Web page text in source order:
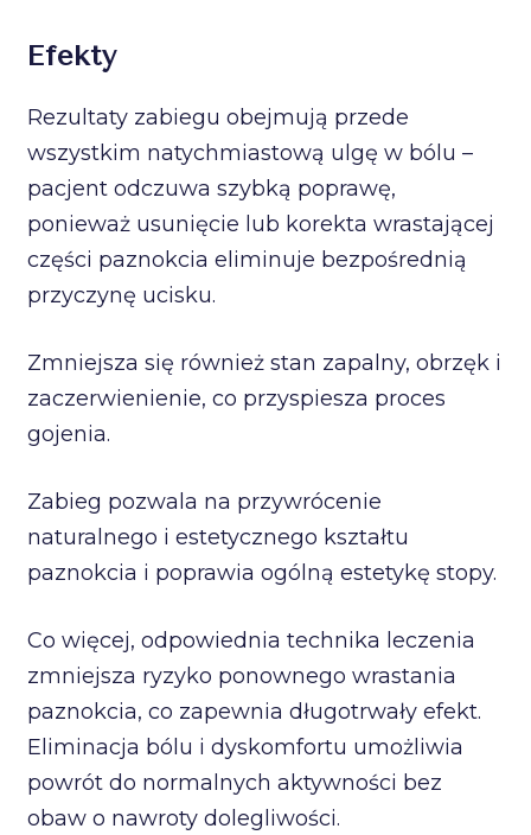
Efekty
Rezultaty zabiegu obejmują przede
wszystkim natychmiastową ulgę w bólu –
pacjent odczuwa szybką poprawę,
ponieważ usunięcie lub korekta wrastającej
części paznokcia eliminuje bezpośrednią
przyczynę ucisku.
Zmniejsza się również stan zapalny, obrzęk i
zaczerwienienie, co przyspiesza proces
gojenia.
Zabieg pozwala na przywrócenie
naturalnego i estetycznego kształtu
paznokcia i poprawia ogólną estetykę stopy.
Co więcej, odpowiednia technika leczenia
zmniejsza ryzyko ponownego wrastania
paznokcia, co zapewnia długotrwały efekt.
Eliminacja bólu i dyskomfortu umożliwia
powrót do normalnych aktywności bez
obaw o nawroty dolegliwości.